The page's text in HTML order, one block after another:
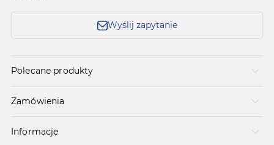
Wyślij zapytanie
Polecane produkty
Zamówienia
Informacje